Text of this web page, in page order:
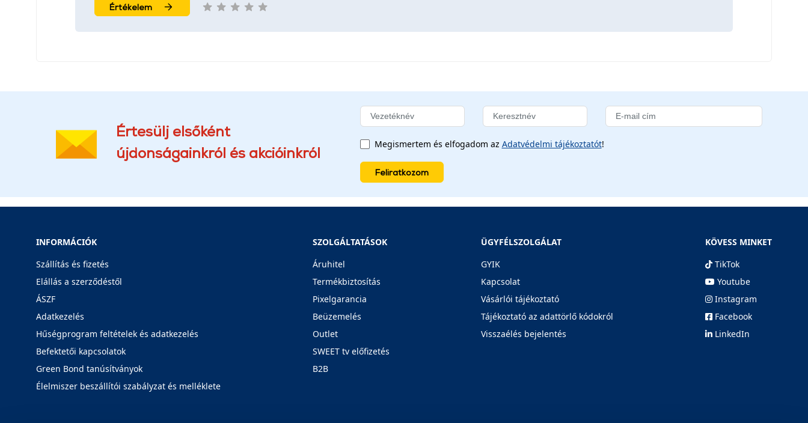
Értékelem
Értesülj elsőként
újdonságainkról és akcióinkról
Megismertem és elfogadom az Adatvédelmi tájékoztatót!
Feliratkozom
INFORMÁCIÓK
Szállítás és fizetés
Elállás a szerződéstől
ÁSZF
Adatkezelés
Hűségprogram feltételek és adatkezelés
Befektetői kapcsolatok
Green Bond tanúsítványok
Élelmiszer beszállítói szabályzat és melléklete
SZOLGÁLTATÁSOK
Áruhitel
Termékbiztosítás
Pixelgarancia
Beüzemelés
Outlet
SWEET tv előfizetés
B2B
ÜGYFÉLSZOLGÁLAT
GYIK
Kapcsolat
Vásárlói tájékoztató
Tájékoztató az adattörlő kódokról
Visszaélés bejelentés
KÖVESS MINKET
TikTok
Youtube
Instagram
Facebook
LinkedIn